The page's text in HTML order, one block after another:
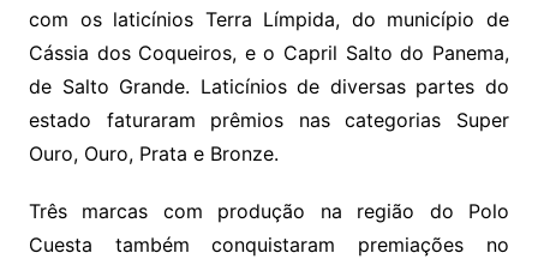
com os laticínios Terra Límpida, do município de
Cássia dos Coqueiros, e o Capril Salto do Panema,
de Salto Grande. Laticínios de diversas partes do
estado faturaram prêmios nas categorias Super
Ouro, Ouro, Prata e Bronze.
Três marcas com produção na região do Polo
Cuesta também conquistaram premiações no